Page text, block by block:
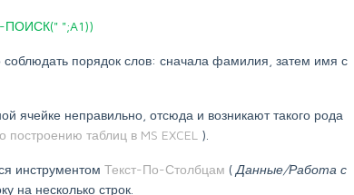
";A1))
порядок слов: сначала фамилия, затем имя с
ячейке неправильно, отсюда и возникают такого рода
построению таблиц в MS EXCEL ).
инструментом Текст-По-Столбцам ( Данные/Работа с
на несколько строк.